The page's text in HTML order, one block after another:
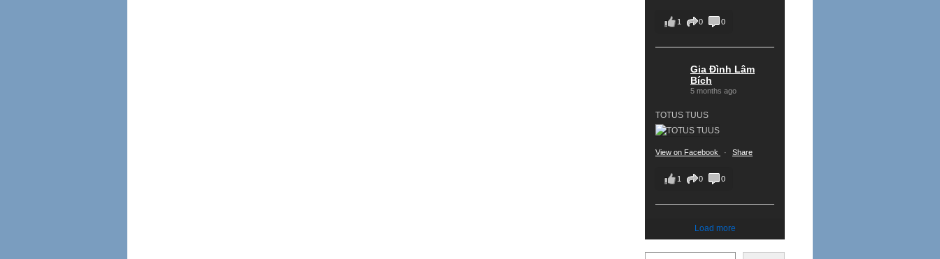
1 0 0
Gia Đình Lâm
Bích
5 months ago
TOTUS TUUS
View on Facebook · Share
1 0 0
Load more